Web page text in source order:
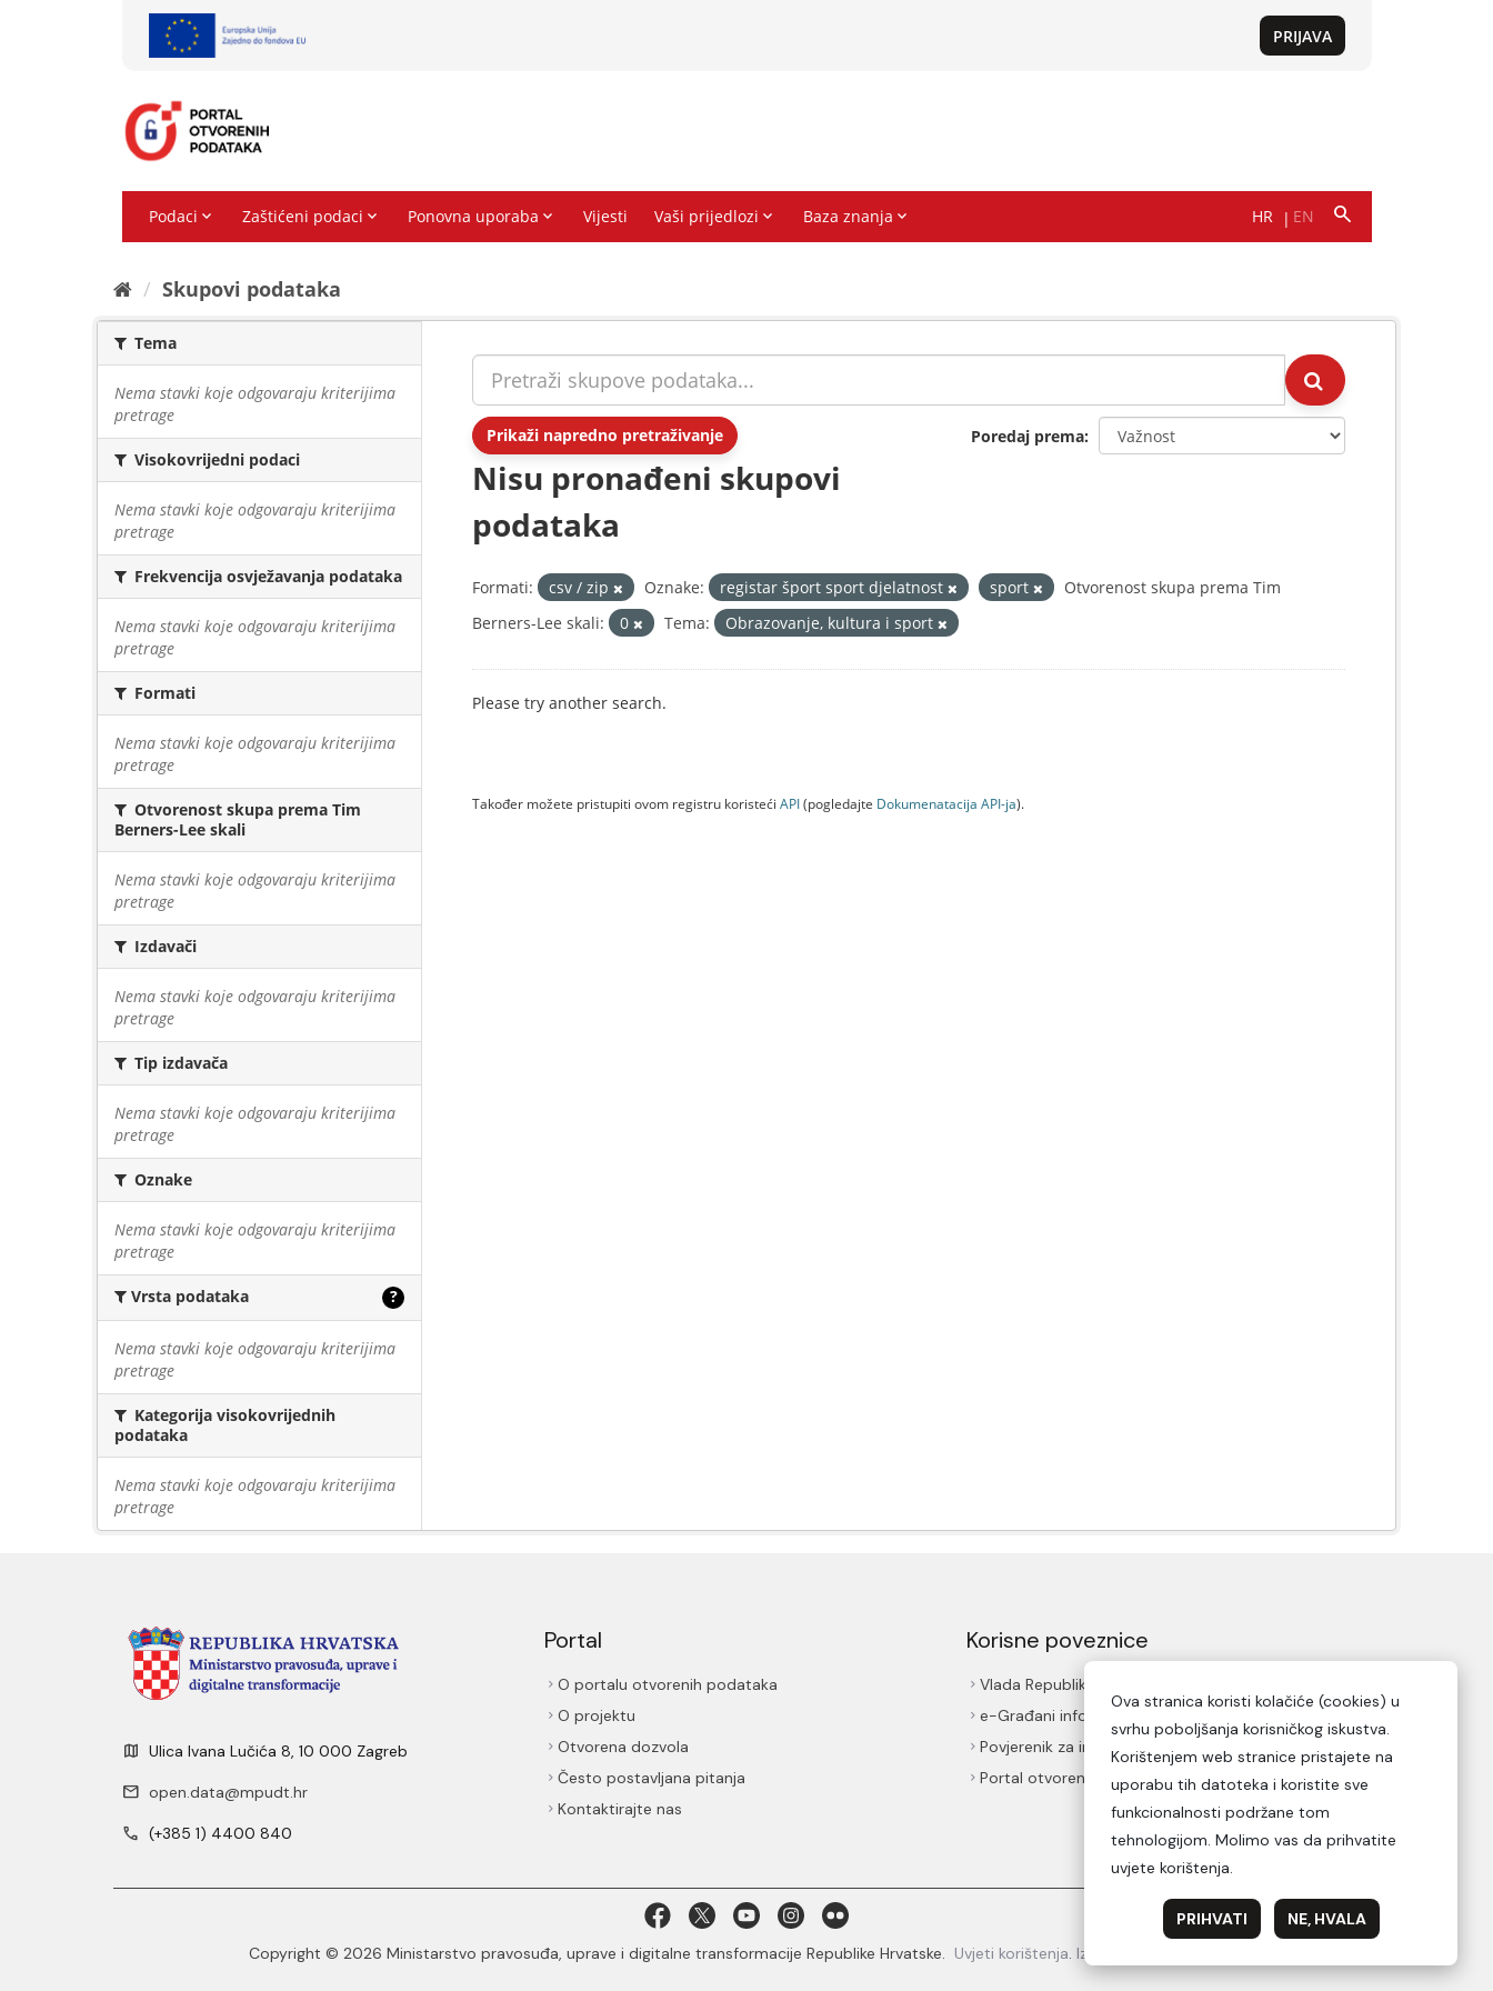
Skupovi podаtаkа
Tema
Nema stavki koje odgovaraju kriterijima
pretrage
Visokovrijedni podaci
Nema stavki koje odgovaraju kriterijima
pretrage
Frekvencija osvježavanja podataka
Nema stavki koje odgovaraju kriterijima
pretrage
Formati
Nema stavki koje odgovaraju kriterijima
pretrage
Otvorenost skupa prema Tim
Berners-Lee skali
Nema stavki koje odgovaraju kriterijima
pretrage
Izdavači
Nema stavki koje odgovaraju kriterijima
pretrage
Tip izdavača
Nema stavki koje odgovaraju kriterijima
pretrage
Oznake
Nema stavki koje odgovaraju kriterijima
pretrage
Vrsta podataka ?
Nema stavki koje odgovaraju kriterijima
pretrage
Kategorija visokovrijednih
podataka
Nema stavki koje odgovaraju kriterijima
pretrage
Prikaži napredno pretraživanje Poredaj prema
Nisu pronađeni skupovi
podataka
Formati: csv / zip Oznake: registar šport sport djelatnost sport
Otvorenost skupa prema Tim
Berners-Lee skali:
0 Tema: Obrazovanje, kultura i sport
Please try another search.
Također možete pristupiti ovom registru koristeći API(pogledajte Dokumenаtаcijа API-jа).